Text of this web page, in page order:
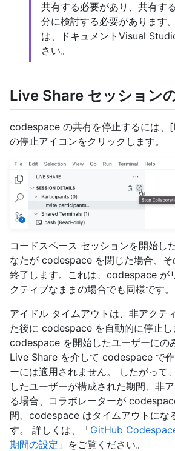
共有する必要があり、共有す
分に検討する必要があります
は、
ドキュメントVisual
さい。
Live Share セッション
codespace の共有を停止するには、
の停止アイコンをクリックします。
コードスペース セッションを開始し
なたが codespace を閉じた場合、そ
終了します。これは、codespace が
クティブなままの場合でも同様です。
アイドル タイムアウトは、非アクテ
た後に codespace を自動的に停止し
codespace を開始したユーザーにの
Live Share を介して codespace で
ーには適用されません。 したがって
したユーザーが構成された期間、非
る場合、コラボレーターが
間、codespace はタイムアウトにな
す。 詳しくは、「GitHub
期間の設定 」をご覧ください。